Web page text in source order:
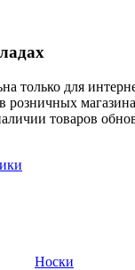
только для
розничных
товаров
Носки